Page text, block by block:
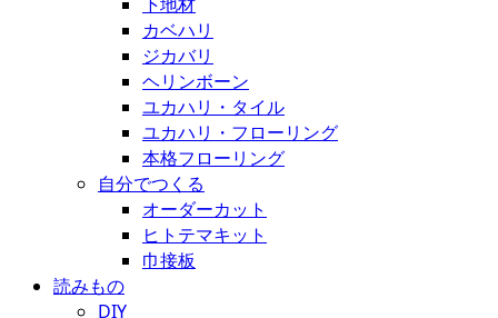
カベハリ
ジカバリ
ヘリンボーン
ユカハリ・タイル
ユカハリ・フローリング
本格フローリング
自分でつくる
オーダーカット
ヒトテマキット
巾接板
読みもの
DIY